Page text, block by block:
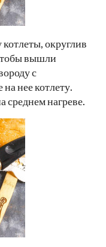
округлив
вышли
с
нее котлету.
нагреве.